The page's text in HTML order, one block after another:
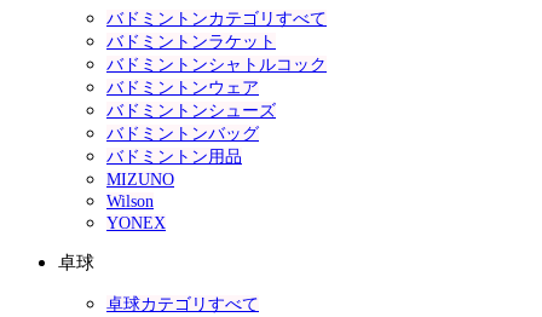
バドミントンカテゴリすべて
バドミントンラケット
バドミントンシャトルコック
バドミントンウェア
バドミントンシューズ
バドミントンバッグ
バドミントン用品
MIZUNO
Wilson
YONEX
卓球
卓球カテゴリすべて